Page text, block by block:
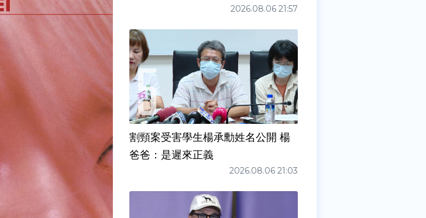
2026.08.06 21:57
割頸案受害學生楊承勳姓名公開 楊
爸爸：是遲來正義
2026.08.06 21:03